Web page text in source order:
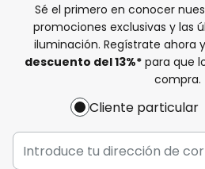
Sé el primero en conocer
promociones exclusivas y las
iluminación. Regístrate ahora
descuento del13%* para que
compra.
Cliente particular